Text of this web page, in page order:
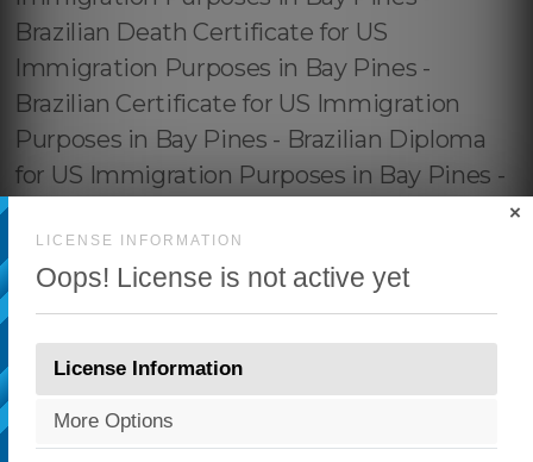
LICENSE INFORMATION
Oops! License is not active yet
×
License Information
More Options